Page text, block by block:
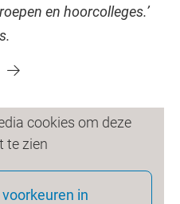
en hoorcolleges.’
cookies om deze
te zien
in